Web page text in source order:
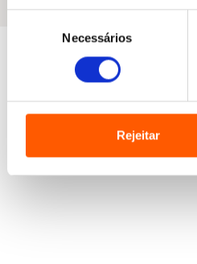
consentimento
Necessários
Rejeitar